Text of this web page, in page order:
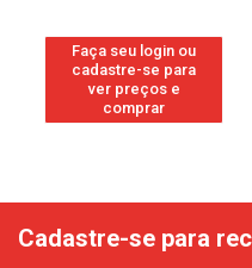
Faça seu login ou
cadastre-se para
ver preços e
comprar
Cadastre-se para